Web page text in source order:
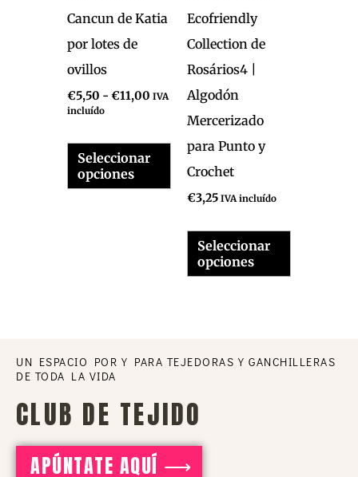
Cancun de Katia
por lotes de
ovillos
€5,50 - €11,00 IVA
incluído
Seleccionar
opciones
opciones
pueden
elegir
la
página
de
Ecofriendly
Collection de
Rosários4 |
Algodón
Mercerizado
para Punto y
Crochet
€3,25 IVA incluído
Seleccionar
opciones
UN ESPACIO POR Y PARA TEJEDORAS Y GANCHILLERAS
DE TODA LA VIDA
CLUB DE TEJIDO
APÚNTATE AQUÍ ⟶